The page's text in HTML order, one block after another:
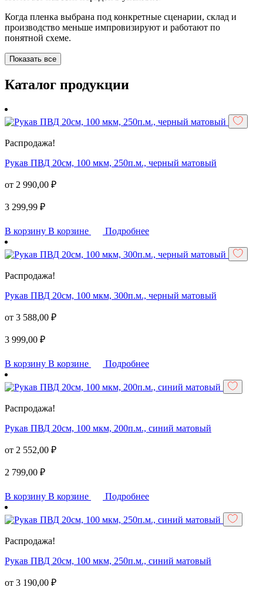
Когда пленка выбрана под конкретные сценарии, склад и
производство меньше импровизируют и работают по
понятной схеме.
Показать все
Каталог продукции
Распродажа!
Рукав ПВД 20см, 100 мкм, 250п.м., черный матовый
от 2 990,00 ₽
3 299,99 ₽
В корзину В корзине Подробнее
Распродажа!
Рукав ПВД 20см, 100 мкм, 300п.м., черный матовый
от 3 588,00 ₽
3 999,00 ₽
В корзину В корзине Подробнее
Распродажа!
Рукав ПВД 20см, 100 мкм, 200п.м., синий матовый
от 2 552,00 ₽
2 799,00 ₽
В корзину В корзине Подробнее
Распродажа!
Рукав ПВД 20см, 100 мкм, 250п.м., синий матовый
от 3 190,00 ₽